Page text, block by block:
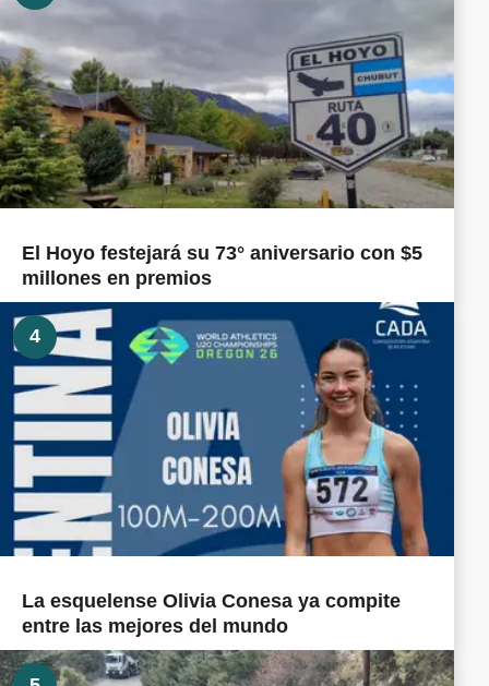
El Hoyo festejará su 73° aniversario con $5
millones en premios
4
La esquelense Olivia Conesa ya compite
entre las mejores del mundo